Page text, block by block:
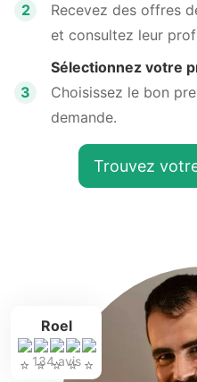
2
Recevez des offres
et consultez leur
3
Sélectionnez votre
Choisissez le bon
demande.
Trouvez
Roel
134 avis